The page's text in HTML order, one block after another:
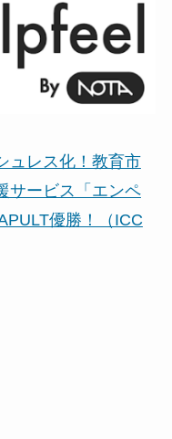
ュレス化！教育市
サービス「エンペ
優勝！（ICC